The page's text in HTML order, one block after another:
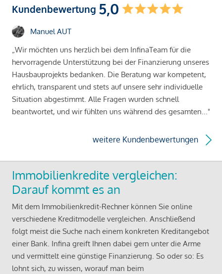
Kundenbewertung 5,0
Manuel AUT
„Wir möchten uns herzlich bei dem InfinaTeam für die
hervorragende Unterstützung bei der Finanzierung unseres
Hausbauprojekts bedanken. Die Beratung war kompetent,
ehrlich, transparent und stets auf unsere sehr individuelle
Situation abgestimmt. Alle Fragen wurden schnell
beantwortet, und wir fühlten uns während des gesamten..."
weitere Kundenbewertungen
Immobilienkredite vergleichen:
Darauf kommt es an
Mit dem Immobilienkredit-Rechner können Sie online
verschiedene Kreditmodelle vergleichen. Anschließend
folgt meist die Suche nach einem konkreten Kreditangebot
einer Bank. Infina greift Ihnen dabei gern unter die Arme
und vermittelt eine günstige Finanzierung. So oder so: Es
lohnt sich, zu wissen, worauf man beim